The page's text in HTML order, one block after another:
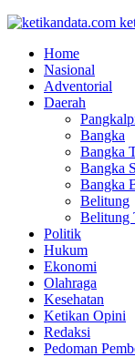
Home
Nasional
Adventorial
Daerah
Bangka
Bangka
Bangka
Bangka
Belitung
Belitung
Politik
Hukum
Ekonomi
Olahraga
Kesehatan
Ketikan Opini
Redaksi
Pedoman